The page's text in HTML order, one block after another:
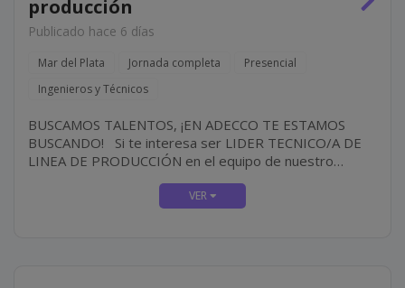
producción
Publicado hace 6 días
Mar del Plata Jornada completa
Presencial
Ingenieros y Técnicos
BUSCAMOS TALENTOS, ¡EN ADECCO TE ESTAMOS
BUSCANDO! Si te interesa ser LIDER TECNICO/A DE
LINEA DE PRODUCCIÓN en el equipo de nuestro
cliente, IMPORTANTE EMPRESA DE ALIMENTOS
¡desafíate a vos mismo y crea tu futuro! ¿CÓMO ES